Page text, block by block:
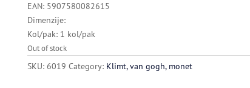
EAN: 5907580082615
Dimenzije:
Kol/pak: 1 kol/pak
Out of stock
SKU: 6019 Category: Klimt, van gogh, monet